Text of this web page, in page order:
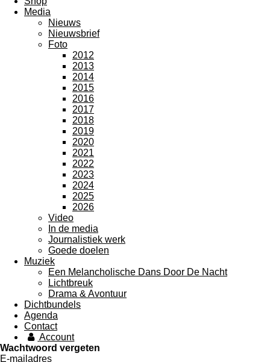
Media
Nieuws
Nieuwsbrief
Foto
2012
2013
2014
2015
2016
2017
2018
2019
2020
2021
2022
2023
2024
2025
2026
Video
In de media
Journalistiek werk
Goede doelen
Muziek
Een Melancholische Dans Door De Nacht
Lichtbreuk
Drama & Avontuur
Dichtbundels
Agenda
Contact
Account
Wachtwoord vergeten
E-mailadres